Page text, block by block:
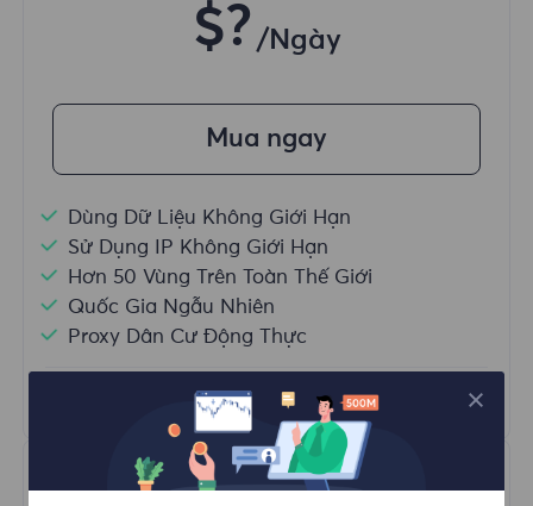
$? /Ngày
Mua ngay
Dùng Dữ Liệu Không Giới Hạn
Sử Dụng IP Không Giới Hạn
Hơn 50 Vùng Trên Toàn Thế Giới
Quốc Gia Ngẫu Nhiên
Proxy Dân Cư Động Thực
Tìm hiểu thêm